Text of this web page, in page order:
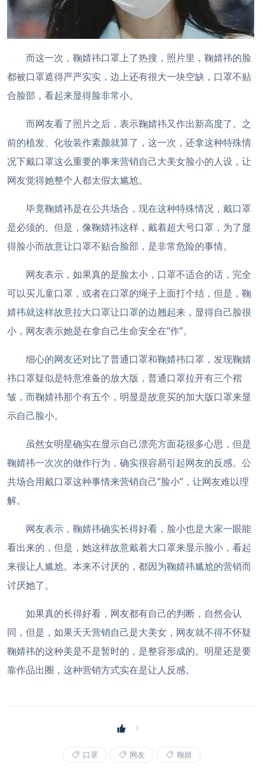
而这一次，鞠婧祎口罩上了热搜，照片里，鞠婧祎的脸
都被口罩遮得严严实实，边上还有很大一块空缺，口罩不贴
合脸部，看起来显得脸非常小。
而网友看了照片之后，表示鞠婧祎又作出新高度了。之
前的植发、化妆装作素颜就算了，这一次，还拿这种特殊情
况下戴口罩这么重要的事来营销自己大美女脸小的人设，让
网友觉得她整个人都太假太尴尬。
毕竟鞠婧祎是在公共场合，现在这种特殊情况，戴口罩
是必须的。但是，像鞠婧祎这样，戴着超大号口罩，为了显
得脸小而故意让口罩不贴合脸部，是非常危险的事情。
网友表示，如果真的是脸太小，口罩不适合的话，完全
可以买儿童口罩，或者在口罩的绳子上面打个结，但是，鞠
婧祎就这样故意拉大口罩让口罩的边翘起来，显得自己脸很
小，网友表示她是在拿自己生命安全在”作”。
细心的网友还对比了普通口罩和鞠婧祎口罩，发现鞠婧
祎口罩疑似是特意准备的放大版，普通口罩拉开有三个褶
皱，而鞠婧祎那个有五个，明显是故意买的加大版口罩来显
示自己脸小。
虽然女明星确实在显示自己漂亮方面花很多心思，但是
鞠婧祎一次次的做作行为，确实很容易引起网友的反感。公
共场合用戴口罩这种事情来营销自己”脸小”，让网友难以理
解。
网友表示，鞠婧祎确实长得好看，脸小也是大家一眼能
看出来的，但是，她这样故意戴着大口罩来显示脸小，看起
来很让人尴尬。本来不讨厌的，都因为鞠婧祎尴尬的营销而
讨厌她了。
如果真的长得好看，网友都有自己的判断，自然会认
同，但是，如果天天营销自己是大美女，网友就不得不怀疑
鞠婧祎的这种美是不是暂时的，是整容形成的。明星还是要
靠作品出圈，这种营销方式实在是让人反感。
口罩 网友 鞠婧